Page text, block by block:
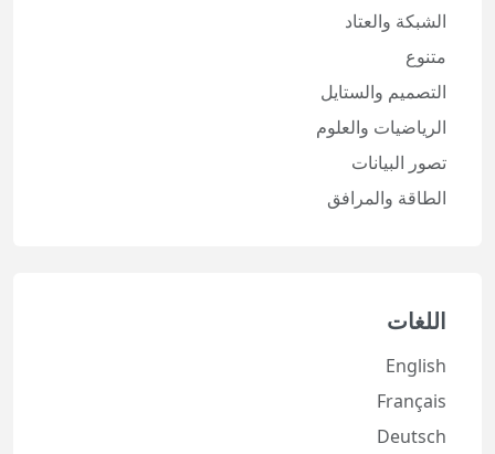
الشبكة والعتاد
متنوع
التصميم والستايل
الرياضيات والعلوم
تصور البيانات
الطاقة والمرافق
اللغات
English
Français
Deutsch